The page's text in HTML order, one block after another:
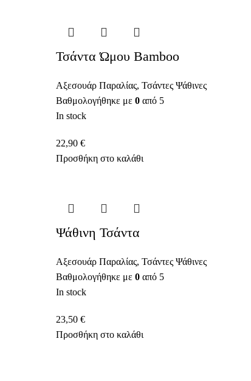
Τσάντα Ώμου Bamboo
Αξεσουάρ Παραλίας, Τσάντες Ψάθινες
Βαθμολογήθηκε με 0 από 5
In stock
22,90 €
Προσθήκη στο καλάθι
Ψάθινη Τσάντα
Αξεσουάρ Παραλίας, Τσάντες Ψάθινες
Βαθμολογήθηκε με 0 από 5
In stock
23,50 €
Προσθήκη στο καλάθι